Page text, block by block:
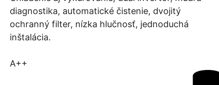
diagnostika, automatické čistenie, dvojitý
ochranný filter, nízka hlučnosť, jednoduchá
inštalácia.
A++